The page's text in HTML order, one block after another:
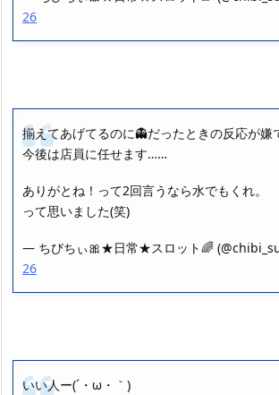
26
揃えてあげてるのに👻だったときの反応が
今後は店員に任せます……
ありがとね！って2回言うなら水でもくれ。
って思いました(笑)
— ちびちぃ︎︎🎀★日常★スロット🌈
26
いい人ー(´・ω・｀)